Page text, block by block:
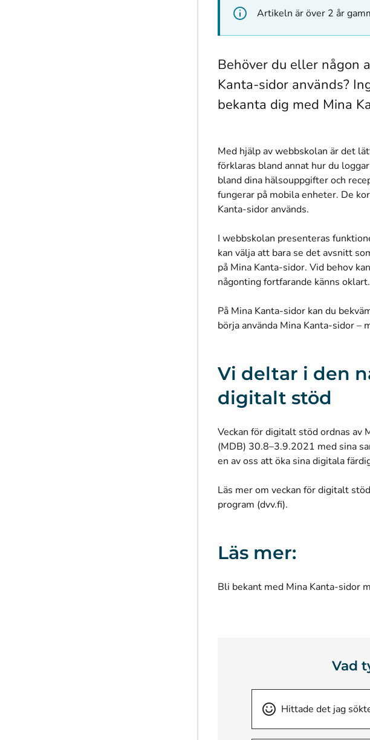
Artikeln är över 2 år
Behöver du eller någon
Kanta-sidor används?
bekanta dig med Mina
Med hjälp av webbskolan är det
förklaras bland annat hur du
bland dina hälsouppgifter och
fungerar på mobila enheter. De
Kanta-sidor används.
I webbskolan presenteras
kan välja att bara se det avsnitt
på Mina Kanta-sidor. Vid behov
någonting fortfarande känns oklart.
På Mina Kanta-sidor kan du
börja använda Mina Kanta-sidor –
Vi deltar i den
digitalt stöd
Veckan för digitalt stöd ordnas av
(MDB) 30.8–3.9.2021 med sina
en av oss att öka sina digitala
Läs mer om veckan för digitalt
program (dvv.fi)(öppnas i ett nytt
.
Läs mer:
Bli bekant med Mina Kanta-sidor
Vad
Hittade det jag